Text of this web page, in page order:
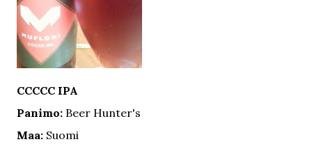
CCCCC IPA
Panimo: Beer Hunter's
Maa: Suomi